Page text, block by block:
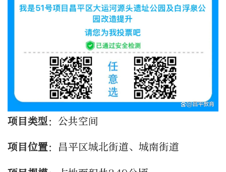
项目类型：公共空间
项目位置：昌平区城北街道、城南街道